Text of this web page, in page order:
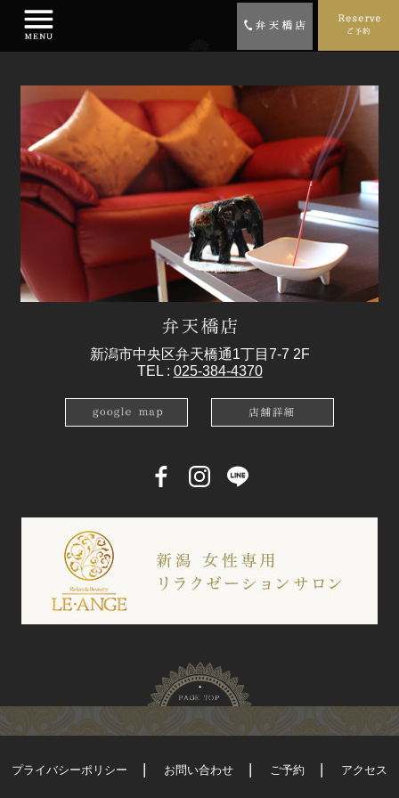
新潟市中央区弁天橋通1丁目7-7 2F
TEL : 025-384-4370
プライバシーポリシー お問い合わせ ご予約 アクセス